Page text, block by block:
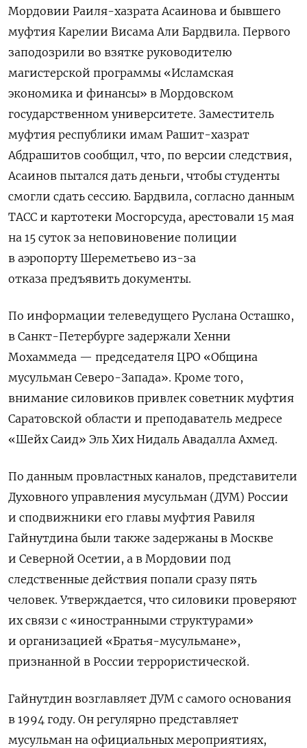
Мордовии Раиля-хазрата Асаинова и бывшего
муфтия Карелии ВисамаАли Бардвила. Первого
заподозрили во взятке руководителю
магистерской программы «Исламская
экономика и финансы» в Мордовском
государственном университете. Заместитель
муфтия республики имам Рашит-хазрат
Абдрашитов сообщил, что, по версии следствия,
Асаинов пытался дать деньги, чтобы студенты
смогли сдать сессию. Бардвила, согласно данным
ТАСС и картотеки Мосгорсуда, арестовали 15 мая
на 15 суток за неповиновение полиции
в аэропорту Шереметьево из-за
отказа предъявить документы.
По информации телеведущего Руслана Осташко,
в Санкт-Петербурге задержали Хенни
Мохаммеда — председателя ЦРО «Община
мусульман Северо-Запада». Кроме того,
внимание силовиков привлек советник муфтия
Саратовской области и преподаватель медресе
«Шейх Саид» Эль Хих Нидаль Авадалла Ахмед.
По данным провластных каналов, представители
Духовного управления мусульман (ДУМ) России
и сподвижники его главы муфтия Равиля
Гайнутдина были также задержаны в Москве
и Северной Осетии, а в Мордовии под
следственные действия попали сразу пять
человек. Утверждается, что силовики проверяют
их связи с «иностранными структурами»
и организацией «Братья-мусульмане»,
признанной в России террористической.
Гайнутдин возглавляет ДУМ с самого основания
в 1994 году. Он регулярно представляет
мусульман на официальных мероприятиях,